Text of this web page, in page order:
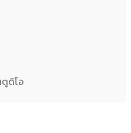
ดิโอ